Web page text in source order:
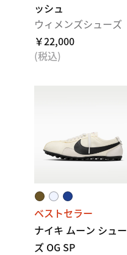
ッシュ
ウィメンズシューズ
￥22,000
(税込)
ベストセラー
ナイキ ムーン シュー
ズ OG SP